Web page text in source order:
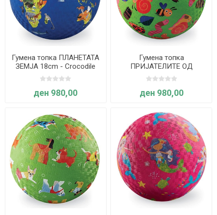
Гумена топка ПЛАНЕТАТА
ЗЕМЈА 18cm - Crocodile
Creek
ден 980,00
Гумена топка
ПРИЈАТЕЛИТЕ ОД
ГРАДИНАТА 18cm -
Crocodile Creek
ден 980,00